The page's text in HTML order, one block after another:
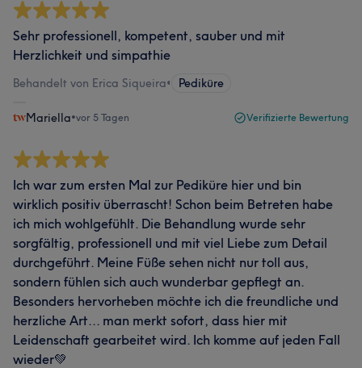
Sehr professionell, kompetent, sauber und mit
Herzlichkeit und simpathie
Behandelt von Erica Siqueira• Pediküre
Mariella•vor 5 Tagen Verifizierte Bewertung
Ich war zum ersten Mal zur Pediküre hier und bin
wirklich positiv überrascht! Schon beim Betreten habe
ich mich wohlgefühlt. Die Behandlung wurde sehr
sorgfältig, professionell und mit viel Liebe zum Detail
durchgeführt. Meine Füße sehen nicht nur toll aus,
sondern fühlen sich auch wunderbar gepflegt an.
Besonders hervorheben möchte ich die freundliche und
herzliche Art... man merkt sofort, dass hier mit
Leidenschaft gearbeitet wird. Ich komme auf jeden Fall
wieder💚